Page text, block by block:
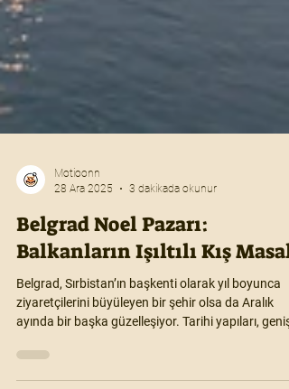
Motioonn
28 Ara 2025
3 dakikada okunur
Belgrad Noel Pazarı:
Balkanların Işıltılı Kış Masalı
Belgrad, Sırbistan’ın başkenti olarak yıl boyunca
ayında bir başka güzelleşiyor. Tarihi yapıları, geniş
meydanları ve zengin kültürüyle Belgrad, Noel